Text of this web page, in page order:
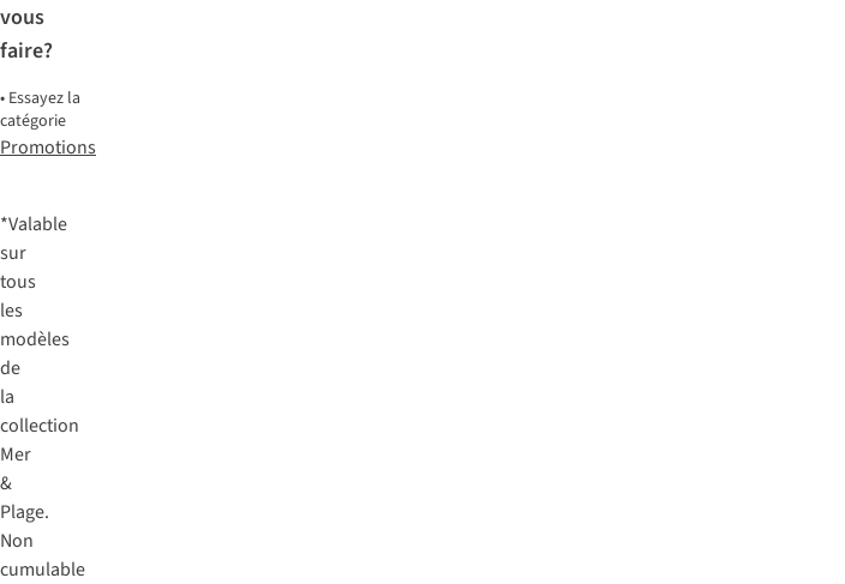
vous
faire?
• Essayez la
catégorie
Promotions
*Valable
sur
tous
les
modèles
de
la
collection
Mer
&
Plage.
Non
cumulable